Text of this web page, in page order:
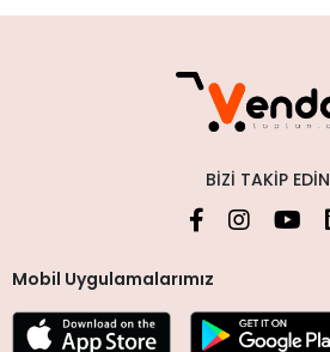
BIZI TAKIP EDIN
Mobil Uygulamalarımız